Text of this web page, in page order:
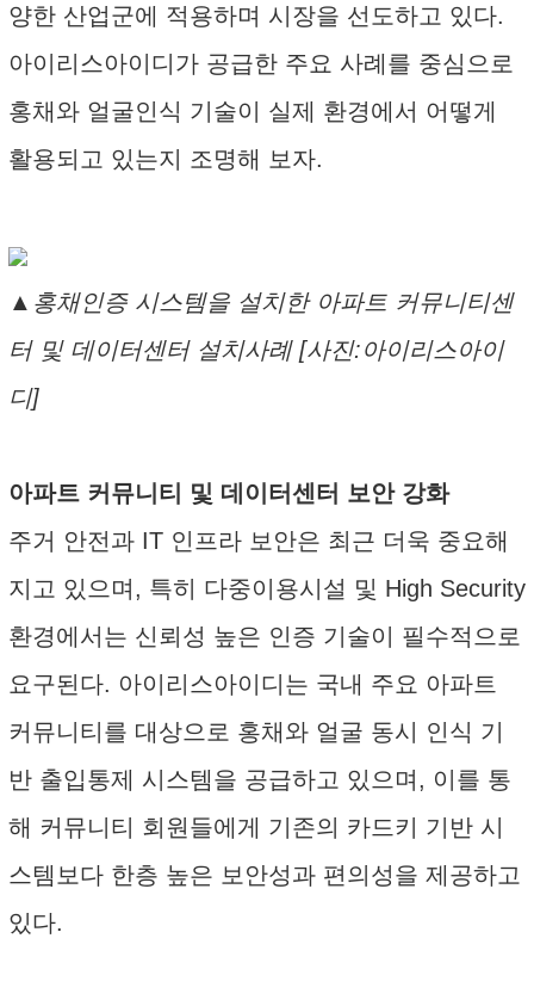
양한 산업군에 적용하며 시장을 선도하고 있다.
아이리스아이디가 공급한 주요 사례를 중심으로
홍채와 얼굴인식 기술이 실제 환경에서 어떻게
활용되고 있는지 조명해 보자.
▲홍채인증 시스템을 설치한 아파트 커뮤니티센
터 및 데이터센터 설치사례 [사진:아이리스아이
디]
아파트 커뮤니티 및 데이터센터 보안 강화
주거 안전과 IT 인프라 보안은 최근 더욱 중요해
지고 있으며, 특히 다중이용시설 및 High Security
환경에서는 신뢰성 높은 인증 기술이 필수적으로
요구된다. 아이리스아이디는 국내 주요 아파트
커뮤니티를 대상으로 홍채와 얼굴 동시 인식 기
반 출입통제 시스템을 공급하고 있으며, 이를 통
해 커뮤니티 회원들에게 기존의 카드키 기반 시
스템보다 한층 높은 보안성과 편의성을 제공하고
있다.